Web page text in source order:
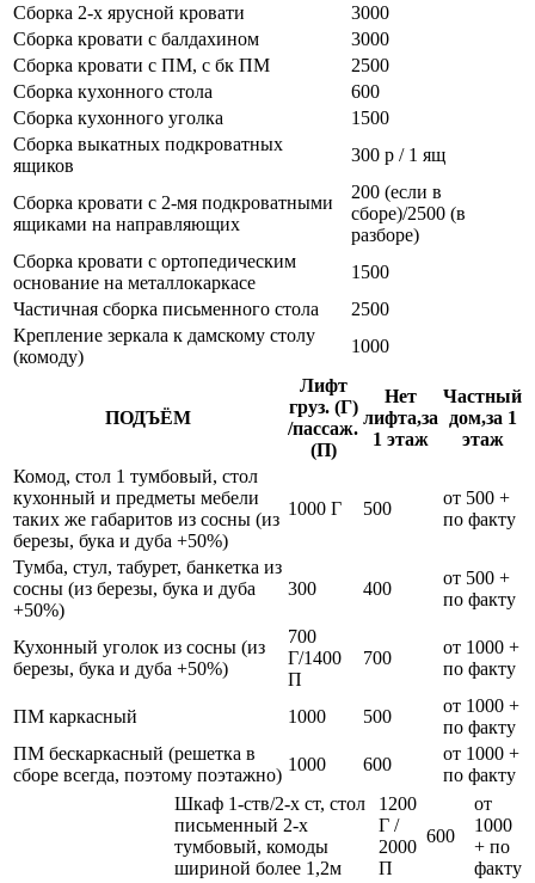
Сборка 2-х ярусной кровати
3000
Сборка кровати с балдахином
3000
Сборка кровати с ПМ, с бк ПМ
2500
Сборка кухонного стола
600
Сборка кухонного уголка
1500
Сборка выкатных подкроватных
ящиков
300 р / 1 ящ
Сборка кровати с 2-мя подкроватными
ящиками на направляющих
200 (если в
сборе)/2500 (в
разборе)
Сборка кровати с ортопедическим
основание на металлокаркасе
1500
Частичная сборка письменного стола
2500
Крепление зеркала к дамскому столу
(комоду)
1000
ПОДЪЁМ
Лифт
груз. (Г)
/пассаж.
(П)
Нет
лифта,за
1 этаж
Частный
дом,за 1
этаж
Комод, стол 1 тумбовый, стол
кухонный и предметы мебели
таких же габаритов из сосны (из
березы, бука и дуба +50%)
1000 Г 500
от 500 +
по факту
Тумба, стул, табурет, банкетка из
сосны (из березы, бука и дуба
+50%)
300 400
от 500 +
по факту
Кухонный уголок из сосны (из
березы, бука и дуба +50%)
700
Г/1400
П
700
от 1000 +
по факту
ПМ каркасный 1000 500
от 1000 +
по факту
ПМ бескаркасный (решетка в
сборе всегда, поэтому поэтажно)
1000 600
от 1000 +
по факту
Шкаф 1-ств/2-х ст, стол
письменный 2-х
тумбовый, комоды
шириной более 1,2м
1200
Г /
2000
П
600
от
1000
+ по
факту